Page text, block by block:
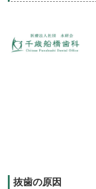
抜歯の原因